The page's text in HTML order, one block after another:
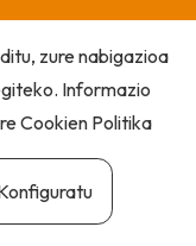
zure nabigazioa
Informazio
Cookien Politika